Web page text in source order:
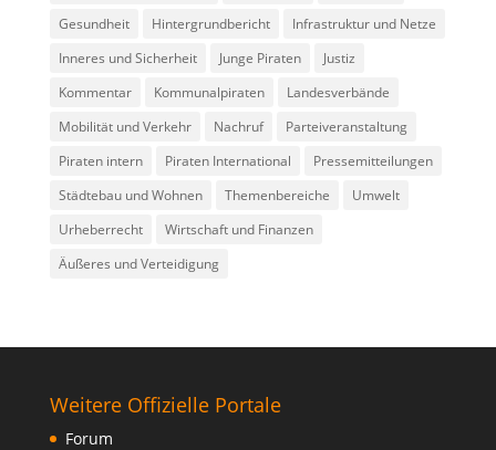
Gesundheit
Hintergrundbericht
Infrastruktur und Netze
Inneres und Sicherheit
Junge Piraten
Justiz
Kommentar
Kommunalpiraten
Landesverbände
Mobilität und Verkehr
Nachruf
Parteiveranstaltung
Piraten intern
Piraten International
Pressemitteilungen
Städtebau und Wohnen
Themenbereiche
Umwelt
Urheberrecht
Wirtschaft und Finanzen
Äußeres und Verteidigung
Weitere Offizielle Portale
Forum